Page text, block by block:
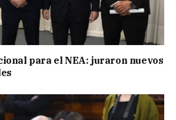
para el NEA: juraron nuevos